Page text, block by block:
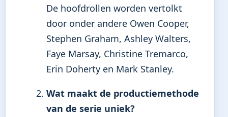
De hoofdrollen worden vertolkt
door onder andere Owen Cooper,
Stephen Graham, Ashley Walters,
Faye Marsay, Christine Tremarco,
Erin Doherty en Mark Stanley.
Wat maakt de productiemethode
van de serie uniek?